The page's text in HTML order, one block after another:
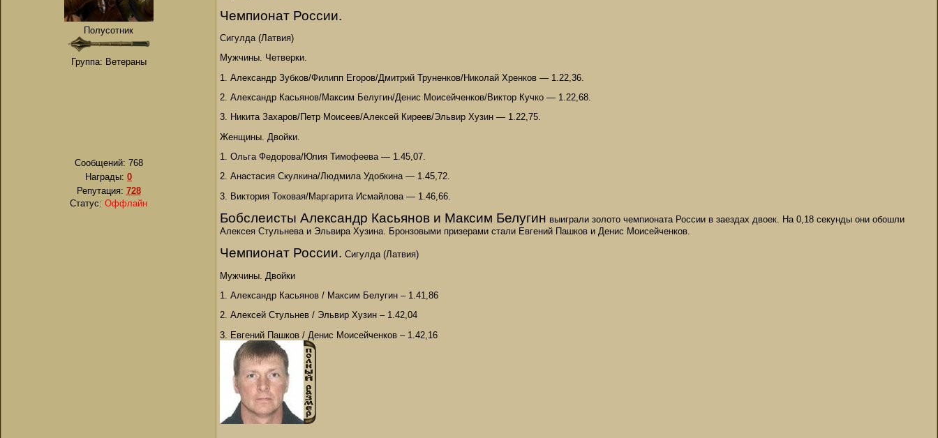
Полусотник
Группа: Ветераны
Сообщений: 768
Награды: 0
Репутация: 728
Статус: Оффлайн
Чемпионат России.
Сигулда (Латвия)
Мужчины. Четверки.
1. Александр Зубков/Филипп Егоров/Дмитрий Труненков/Николай Хренков — 1.22,36.
2. Александр Касьянов/Максим Белугин/Денис Моисейченков/Виктор Кучко — 1.22,68.
3. Никита Захаров/Петр Моисеев/Алексей Киреев/Эльвир Хузин — 1.22,75.
Женщины. Двойки.
1. Ольга Федорова/Юлия Тимофеева — 1.45,07.
2. Анастасия Скулкина/Людмила Удобкина — 1.45,72.
3. Виктория Токовая/Маргарита Исмайлова — 1.46,66.
Бобслеисты Александр Касьянов и Максим Белугин выиграли золото чемпионата России в заездах двоек. На 0,18 секунды они обошли
Алексея Стульнева и Эльвира Хузина. Бронзовыми призерами стали Евгений Пашков и Денис Моисейченков.
Чемпионат России. Сигулда (Латвия)
Мужчины. Двойки
1. Александр Касьянов / Максим Белугин – 1.41,86
2. Алексей Стульнев / Эльвир Хузин – 1.42,04
3. Евгений Пашков / Денис Моисейченков – 1.42,16